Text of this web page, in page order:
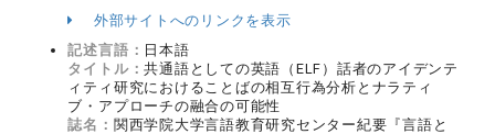
外部サイトへのリンクを表示
記述言語： 日本語
タイトル：共通語としての英語（ELF）話者のアイデンテ
ィティ研究におけることばの相互行為分析とナラティ
ブ・アプローチの融合の可能性
誌名： 関西学院大学言語教育研究センター紀要『言語と